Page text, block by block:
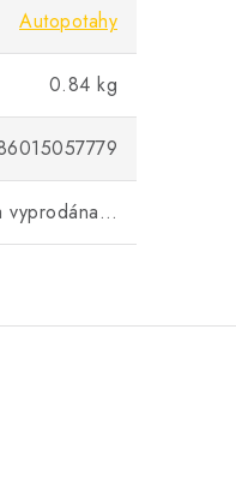
Autopotahy
0.84 kg
vyprodána…